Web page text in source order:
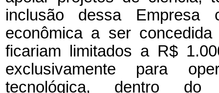
inclusão dessa Empresa
econômica a ser
ficariam limitados a R$
exclusivamente para
tecnológica, dentro